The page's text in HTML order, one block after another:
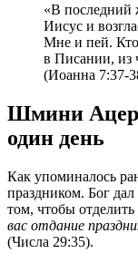
«В последний
Иисус и
Мне и пей. Кто
в Писании, из
(Иоанна 7:37-
Шмини
один день
Как упоминалось
праздником. Бог
том, чтобы отделить
вас отдание
(Числа 29:35).